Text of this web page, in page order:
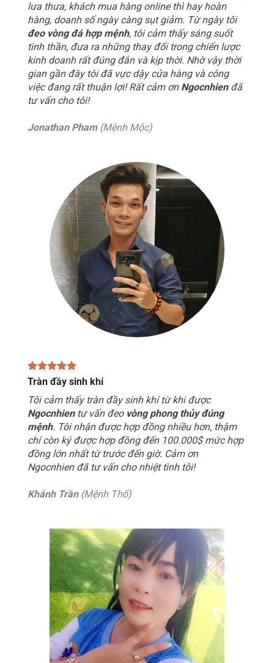
lưa thưa, khách mua hàng online thì hay hoàn
hàng, doanh số ngày càng sụt giảm. Từ ngày tôi
đeo vòng đá hợp mệnh, tôi cảm thấy sáng suốt
tinh thần, đưa ra những thay đổi trong chiến lược
kinh doanh rất đúng đắn và kịp thời. Nhờ vậy thời
gian gần đây tôi đã vực dậy cửa hàng và công
việc đang rất thuận lợi! Rất cảm ơn Ngocnhienđã
tư vấn cho tôi!
Jonathan Pham(Mệnh Mộc)
Tràn đầy sinh khí
Tôi cảm thấy tràn đầy sinh khí từ khi được
Ngocnhientư vấn đeo vòng phong thủy đúng
mệnh. Tôi nhận được hợp đồng nhiều hơn, thậm
chí còn ký được hợp đồng đến 100.000$ mức hợp
đồng lớn nhất từ trước đến giờ. Cảm ơn
Ngocnhien đã tư vấn cho nhiệt tình tôi!
Khánh Trần(Mệnh Thổ)